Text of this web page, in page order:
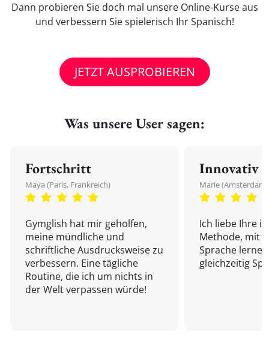
Dann probieren Sie doch mal unsere Online-Kurse aus
und verbessern Sie spielerisch Ihr Spanisch!
JETZT AUSPROBIEREN
Was unsere User sagen:
Fortschritt
Maya (Paris, Frankreich)
Gymglish hat mir geholfen,
meine mündliche und
schriftliche Ausdrucksweise zu
verbessern. Eine tägliche
Routine, die ich um nichts in
der Welt verpassen würde!
Innovativ
Marie
Ich liebe Ihre
Methode, mit
Sprache
gleichzeitig